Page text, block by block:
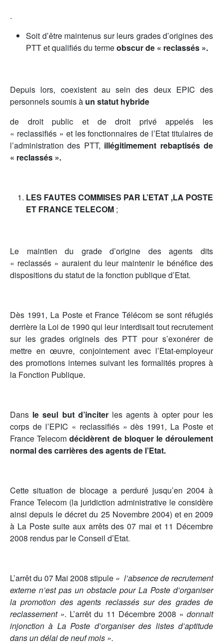
.
Soit d’être maintenus sur leurs grades d’origines des
PTT et qualifiés du termeobscur de « reclassés ».
Depuis lors, coexistent au sein des deux EPIC des
personnels soumis à un statut hybride
de droit public et de droit privé appelés les
« reclassifiés » et les fonctionnaires de l’Etat titulaires de
l’administration des PTT, illégitimement rebaptisés de
« reclassés ».
LES FAUTES COMMISES PAR L’ETAT ,LA POSTE
ET FRANCE TELECOM ;
Le maintien du grade d’origine des agents dits
« reclassés » auraient du leur maintenir le bénéfice des
dispositions du statut de la fonction publique d’Etat.
Dès 1991, La Poste et France Télécom se sont réfugiés
derrière la Loi de 1990 qui leur interdisait tout recrutement
sur les grades originels des PTT pour s’exonérer de
mettre en œuvre, conjointement avec l’Etat-employeur
des promotions internes suivant les formalités propres à
la Fonction Publique.
Dans le seul but d’inciterles agents à opter pour les
corps de l’EPIC « reclassifiés » dès 1991, La Poste et
France Telecomdécidèrent de bloquer le déroulement
normal des carrières des agents de l’Etat.
Cette situation de blocage a perduré jusqu’en 2004 à
France Telecom (la juridiction administrative le considère
ainsi depuis le décret du 25 Novembre 2004) et en 2009
à La Poste suite aux arrêts des 07 mai et 11 Décembre
2008 rendus par le Conseil d’Etat.
L’arrêt du 07 Mai 2008 stipule « l’absence de recrutement
externe n’est pas un obstacle pour La Poste d’organiser
la promotion des agents reclassés sur des grades de
reclassement ». L’arrêt du 11 Décembre 2008 « donnait
injonction à La Poste d’organiser des listes d’aptitude
dans un délai de neuf mois ».